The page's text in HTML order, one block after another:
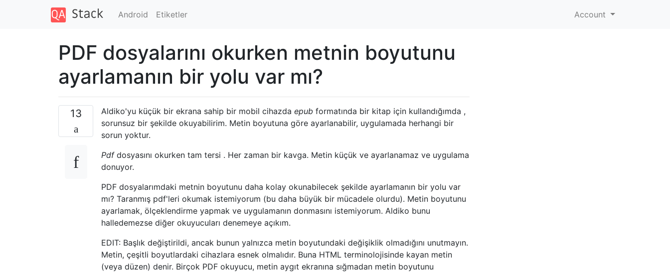
Android Etiketler Account
PDF dosyalarını okurken metnin boyutunu
ayarlamanın bir yolu var mı?
13 Aldiko'yu küçük bir ekrana sahip bir mobil cihazda epub formatında bir kitap için kullandığımda ,
sorunsuz bir şekilde okuyabilirim. Metin boyutuna göre ayarlanabilir, uygulamada herhangi bir
sorun yoktur.
Pdfdosyasını okurken tam tersi . Her zaman bir kavga. Metin küçük ve ayarlanamaz ve uygulama
donuyor.
PDF dosyalarımdaki metnin boyutunu daha kolay okunabilecek şekilde ayarlamanın bir yolu var
mı? Taranmış pdf'leri okumak istemiyorum (bu daha büyük bir mücadele olurdu). Metin boyutunu
ayarlamak, ölçeklendirme yapmak ve uygulamanın donmasını istemiyorum. Aldiko bunu
halledemezse diğer okuyucuları denemeye açıkım.
EDIT: Başlık değiştirildi, ancak bunun yalnızca metin boyutundaki değişiklik olmadığını unutmayın.
Metin, çeşitli boyutlardaki cihazlara esnek olmalıdır. Buna HTML terminolojisinde kayan metin
(veya düzen) denir. Birçok PDF okuyucu, metin aygıt ekranına sığmadan metin boyutunu